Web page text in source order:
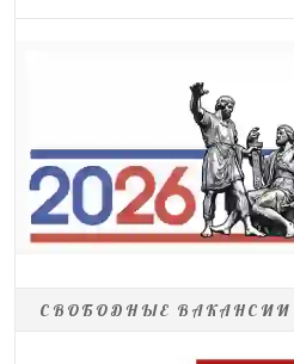
СВОБОДНЫЕ ВАКАНСИИ